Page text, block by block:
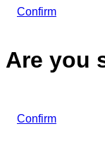
Confirm
Are you
Confirm